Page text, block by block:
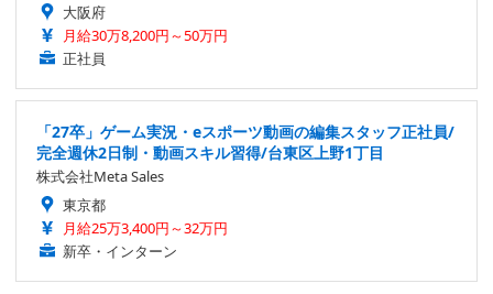
大阪府
月給30万8,200円～50万円
正社員
「27卒」ゲーム実況・eスポーツ動画の編集スタッフ正社員/
完全週休2日制・動画スキル習得/台東区上野1丁目
株式会社Meta Sales
東京都
月給25万3,400円～32万円
新卒・インターン